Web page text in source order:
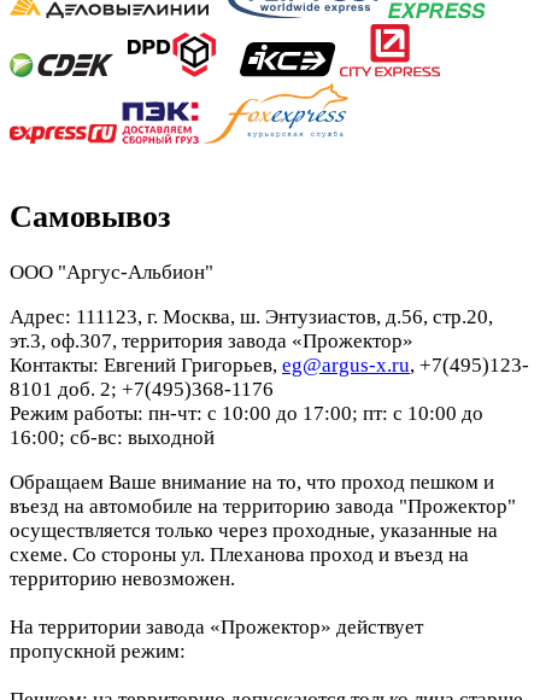
Самовывоз
ООО "Аргус-Альбион"
Адрес: 111123, г. Москва, ш. Энтузиастов, д.56, стр.20,
эт.3, оф.307, территория завода «Прожектор»
Контакты: Евгений Григорьев, eg@argus-x.ru, +7(495)123-
8101 доб. 2; +7(495)368-1176
Режим работы: пн-чт: с 10:00 до 17:00; пт: с 10:00 до
16:00; сб-вс: выходной
Обращаем Ваше внимание на то, что проход пешком и
въезд на автомобиле на территорию завода "Прожектор"
осуществляется только через проходные, указанные на
схеме. Со стороны ул. Плеханова проход и въезд на
территорию невозможен.
На территории завода «Прожектор» действует
пропускной режим: